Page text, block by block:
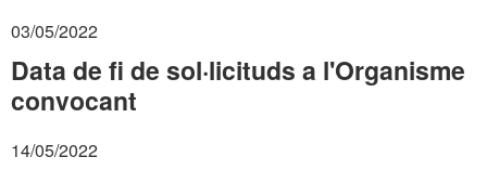
03/05/2022
Data de fi de sol·licituds a l'Organisme
convocant
14/05/2022